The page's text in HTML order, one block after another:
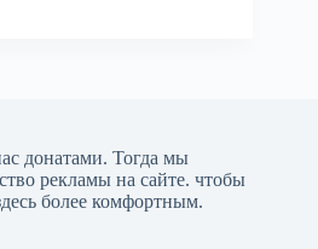
донатами. Тогда мы
рекламы на сайте. чтобы
более комфортным.